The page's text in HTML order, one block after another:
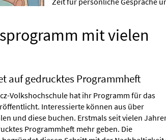
mit vielen
auf gedrucktes Programmheft
Volkshochschule hat ihr Programm für das
Interessierte können aus über
und diese buchen. Erstmals seit vielen
Programmheft mehr geben. Die